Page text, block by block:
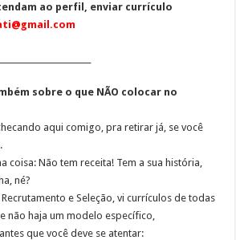
ao perfil, enviar currículo
sobre o que NÃO colocar no
aqui comigo, pra retirar já, se você
coisa: Não tem receita! Tem a sua história,
né?
e Seleção, vi currículos de todas
não haja um modelo específico,
que você deve se atentar: